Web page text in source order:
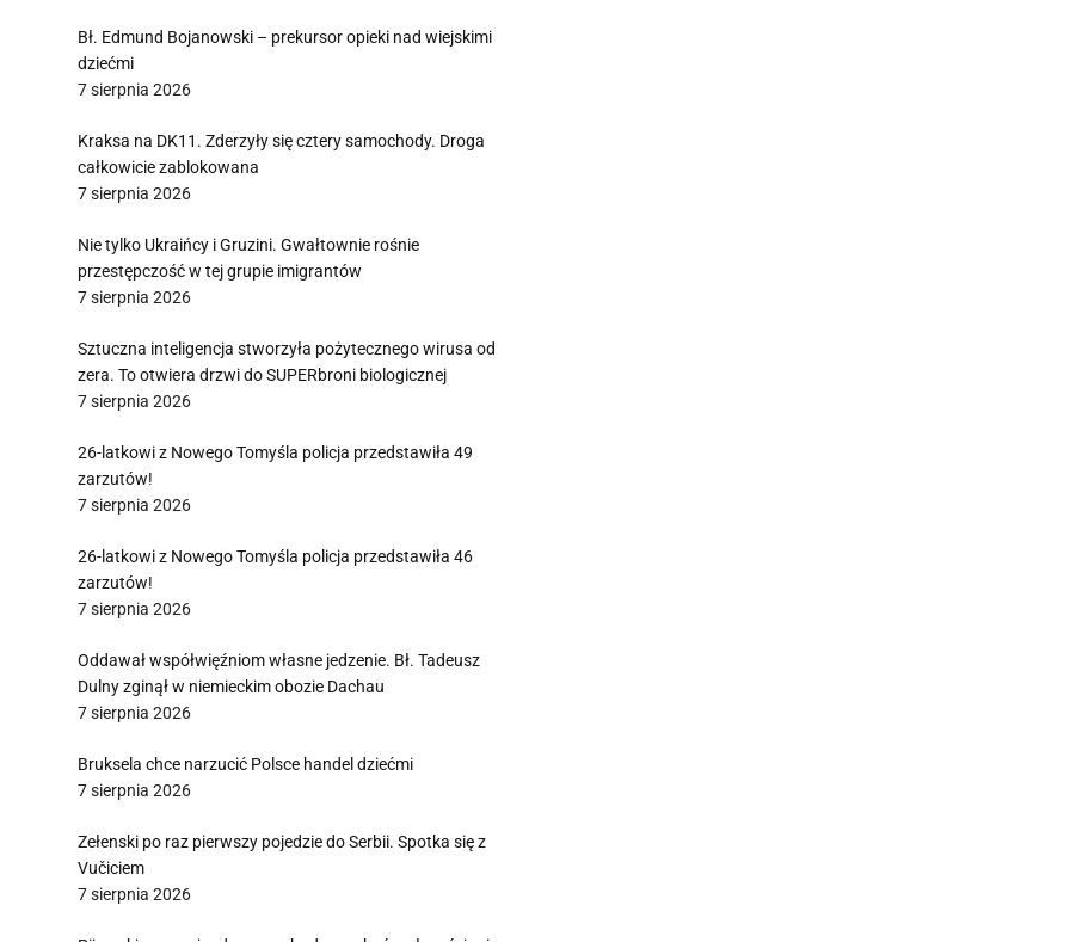
Bł. Edmund Bojanowski – prekursor opieki nad wiejskimi
dziećmi
7 sierpnia 2026
Kraksa na DK11. Zderzyły się cztery samochody. Droga
całkowicie zablokowana
7 sierpnia 2026
Nie tylko Ukraińcy i Gruzini. Gwałtownie rośnie
przestępczość w tej grupie imigrantów
7 sierpnia 2026
Sztuczna inteligencja stworzyła pożytecznego wirusa od
zera. To otwiera drzwi do SUPERbroni biologicznej
7 sierpnia 2026
26-latkowi z Nowego Tomyśla policja przedstawiła 49
zarzutów!
7 sierpnia 2026
26-latkowi z Nowego Tomyśla policja przedstawiła 46
zarzutów!
7 sierpnia 2026
Oddawał współwięźniom własne jedzenie. Bł. Tadeusz
Dulny zginął w niemieckim obozie Dachau
7 sierpnia 2026
Bruksela chce narzucić Polsce handel dziećmi
7 sierpnia 2026
Zełenski po raz pierwszy pojedzie do Serbii. Spotka się z
Vučiciem
7 sierpnia 2026